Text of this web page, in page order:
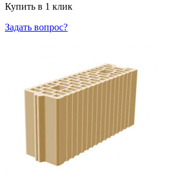
Купить в 1 клик
Задать вопрос?